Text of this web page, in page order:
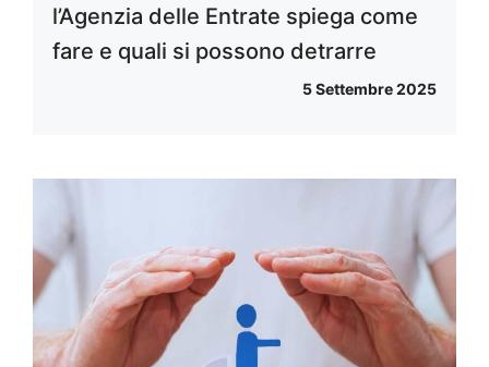
l’Agenzia delle Entrate spiega come
fare e quali si possono detrarre
5 Settembre 2025